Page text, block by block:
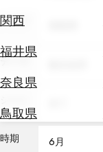
関西
福井県
奈良県
鳥取県
券
テ
を
エリア
テーマ
時期 6月